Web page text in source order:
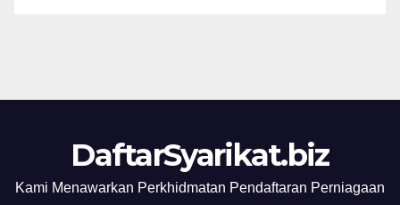
DaftarSyarikat.biz
Kami Menawarkan Perkhidmatan Pendaftaran Perniagaan